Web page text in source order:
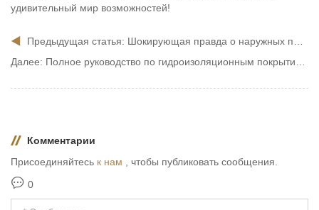
удивительный мир возможностей!
Предыдущая статья: Шокирующая правда о наружных покрытиях! Как выбрать лучшее?
Далее: Полное руководство по гидроизоляционным покрытиям для внутренних стен: эффективная защита вашего дома
Комментарии
Присоединяйтесь к нам , чтобы публиковать сообщения.
0